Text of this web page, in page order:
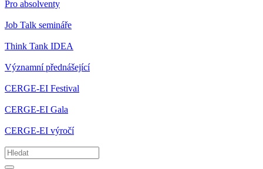
Pro absolventy
Job Talk semináře
Think Tank IDEA
Významní přednášející
CERGE-EI Festival
CERGE-EI Gala
CERGE-EI výročí